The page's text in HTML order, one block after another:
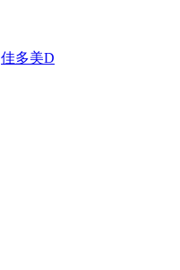
佳多美D